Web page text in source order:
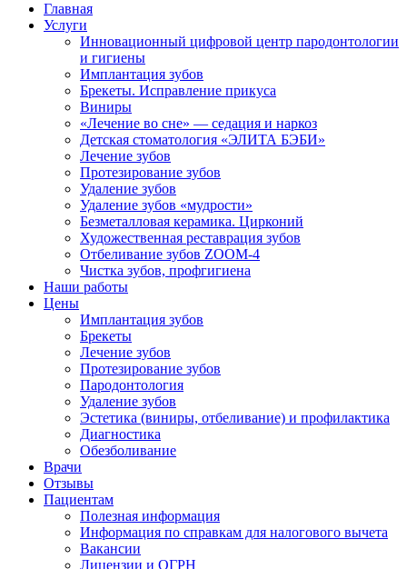
Главная
Услуги
Инновационный цифровой центр пародонтологии
и гигиены
Имплантация зубов
Брекеты. Исправление прикуса
Виниры
«Лечение во сне» — седация и наркоз
Детская стоматология «ЭЛИТА БЭБИ»
Лечение зубов
Протезирование зубов
Удаление зубов
Удаление зубов «мудрости»
Безметалловая керамика. Цирконий
Художественная реставрация зубов
Отбеливание зубов ZOOM-4
Чистка зубов, профгигиена
Наши работы
Цены
Имплантация зубов
Брекеты
Лечение зубов
Протезирование зубов
Пародонтология
Удаление зубов
Эстетика (виниры, отбеливание) и профилактика
Диагностика
Обезболивание
Врачи
Отзывы
Пациентам
Полезная информация
Информация по справкам для налогового вычета
Вакансии
Лицензии и ОГРН